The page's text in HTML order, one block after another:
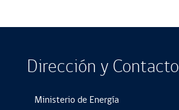
Dirección y Contacto
Ministerio de Energía